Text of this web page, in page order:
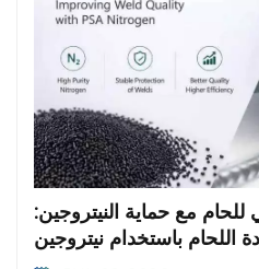
مع حماية النيتروجين: